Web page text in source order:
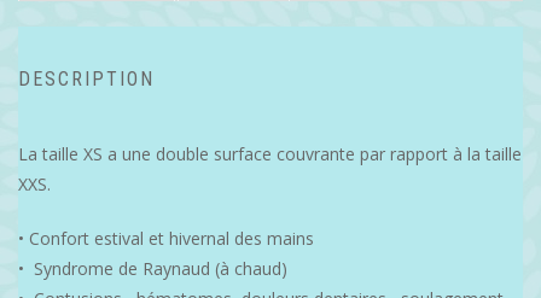
DESCRIPTION
La taille XS a une double surface couvrante par rapport à la taille
XXS.
• Confort estival et hivernal des mains
• Syndrome de Raynaud (à chaud)